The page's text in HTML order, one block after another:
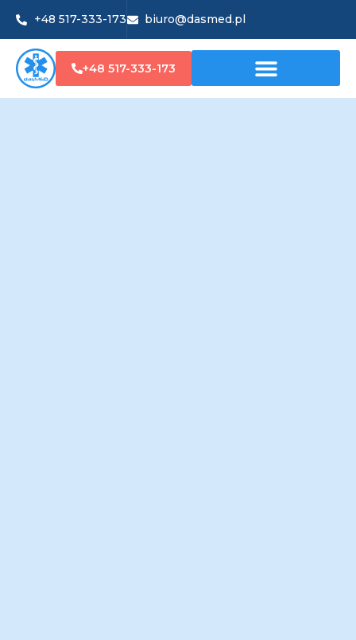
+48 517-333-173 biuro@dasmed.pl
+48 517-333-173